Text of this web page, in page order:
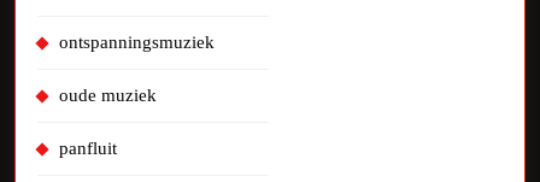
ontspanningsmuziek
oude muziek
panfluit